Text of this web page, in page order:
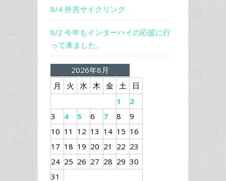
8/4 外房サイクリング
8/2 今年もインターハイの応援に行
って来ました。
2026年8月
月
火 水 木 金 土
日
1
2
3
4 5 6 7 8
9
10 11 12 13 14 15 16
17 18 19 20 21 22 23
24 25 26 27 28 29 30
31